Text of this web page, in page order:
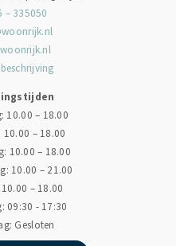
– 335050
10.00 – 18.00
10.00 – 18.00
10.00 – 18.00
10.00 – 21.00
– 18.00
09:30 - 17:30
Gesloten